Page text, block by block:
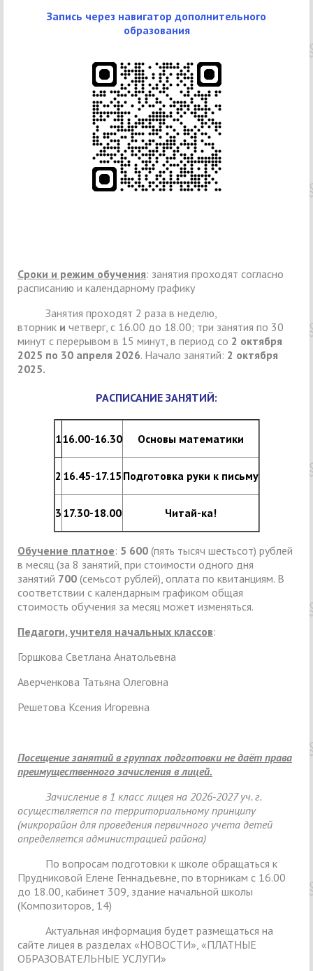
Запись через навигатор дополнительного
образования
Сроки и режим обучения: занятия проходят согласно
расписанию и календарному графику
Занятия проходят 2 раза в неделю,
вторник и четверг, с 16.00 до 18.00; три занятия по 30
минут с перерывом в 15 минут, в период со 2 октября
2025 по 30 апреля 2026. Начало занятий: 2 октября
2025.
РАСПИСАНИЕ ЗАНЯТИЙ:
116.00-16.30 Основы математики
2 16.45-17.15 Подготовка руки к письму
3 17.30-18.00 Читай-ка!
Обучение платное: 5 600 (пять тысяч шестьсот) рублей
в месяц (за 8 занятий, при стоимости одного дня
занятий 700 (семьсот рублей), оплата по квитанциям. В
соответствии с календарным графиком общая
стоимость обучения за месяц может изменяться.
Педагоги, учителя начальных классов:
Горшкова Светлана Анатольевна
Аверченкова Татьяна Олеговна
Решетова Ксения Игоревна
Посещение занятий в группах подготовки не даёт права
преимущественного зачисления в лицей.
Зачисление в 1 класс лицея на 2026-2027 уч. г.
осуществляется по территориальному принципу
(микрорайон для проведения первичного учета детей
определяется администрацией района)
По вопросам подготовки к школе обращаться к
Прудниковой Елене Геннадьевне, по вторникам с 16.00
до 18.00, кабинет 309, здание начальной школы
(Композиторов, 14)
Актуальная информация будет размещаться на
сайте лицея в разделах «НОВОСТИ», «ПЛАТНЫЕ
ОБРАЗОВАТЕЛЬНЫЕ УСЛУГИ»